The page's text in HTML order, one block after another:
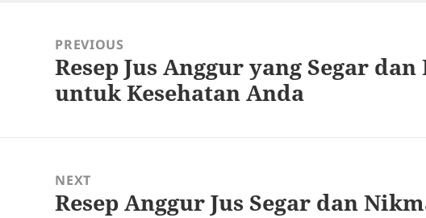
navigationPREVIOUS
Previous
post:
Resep Jus Anggur yang Segar
untuk Kesehatan Anda
NEXT
Next
Resep Anggur Jus Segar dan